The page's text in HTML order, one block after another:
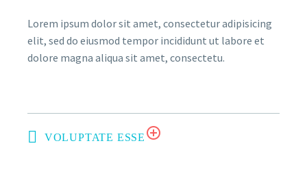
Lorem ipsum dolor sit amet, consectetur adipisicing
elit, sed do eiusmod tempor incididunt ut labore et
dolore magna aliqua sit amet, consectetu.
VOLUPTATE ESSE